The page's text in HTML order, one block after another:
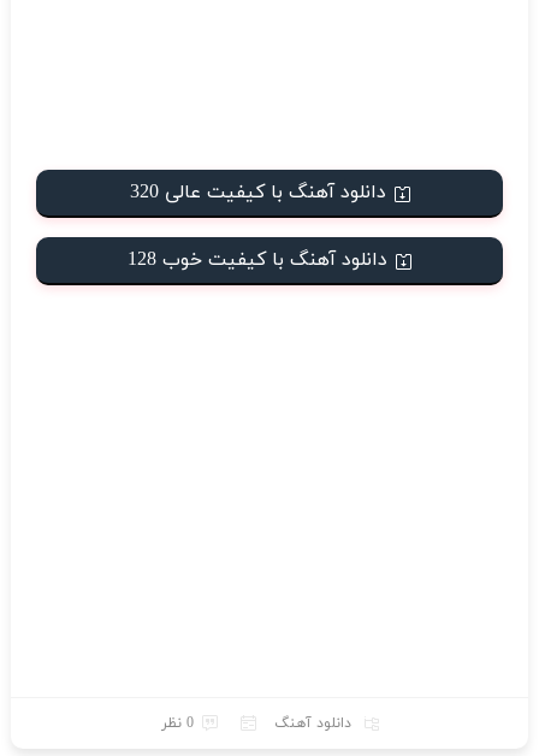
دانلود آهنگ با کیفیت عالی 320
دانلود آهنگ با کیفیت خوب 128
دانلود آهنگ 0 نظر